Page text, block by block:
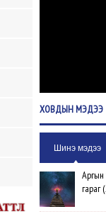
ХОВДЫНМЭДЭЭ
Шинэ мэдээ
Аргын
гараг